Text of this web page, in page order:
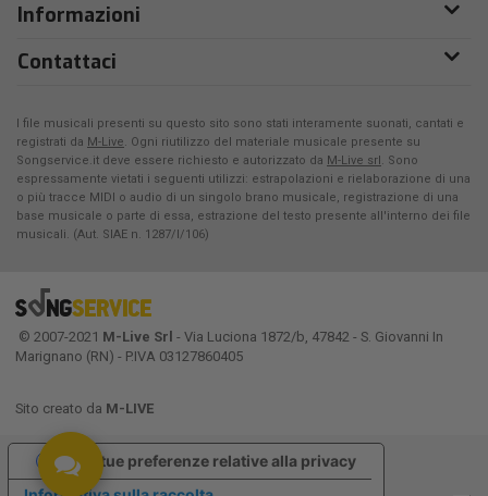
Informazioni
Contattaci
I file musicali presenti su questo sito sono stati interamente suonati, cantati e
registrati da M-Live. Ogni riutilizzo del materiale musicale presente su
Songservice.it deve essere richiesto e autorizzato da M-Live srl. Sono
espressamente vietati i seguenti utilizzi: estrapolazioni e rielaborazione di una
o più tracce MIDI o audio di un singolo brano musicale, registrazione di una
base musicale o parte di essa, estrazione del testo presente all'interno dei file
musicali. (Aut. SIAE n. 1287/I/106)
© 2007-2021 M-Live Srl - Via Luciona 1872/b, 47842 - S. Giovanni In
Marignano (RN) - P.IVA 03127860405
Sito creato da M-LIVE
Le tue preferenze relative alla privacy